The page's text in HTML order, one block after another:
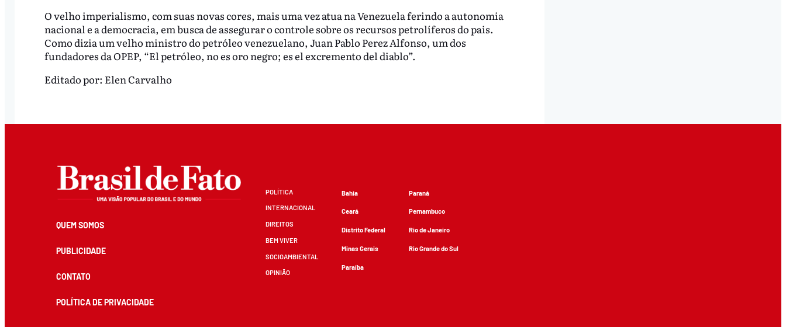
O velho imperialismo, com suas novas cores, mais uma vez atua na Venezuela ferindo a autonomia
nacional e a democracia, em busca de assegurar o controle sobre os recursos petrolíferos do pais.
Como dizia um velho ministro do petróleo venezuelano, Juan Pablo Perez Alfonso, um dos
fundadores da OPEP, “El petróleo, no es oro negro; es el excremento del diablo”.
Editado por: Elen Carvalho
QUEM SOMOS
PUBLICIDADE
CONTATO
POLÍTICA DE PRIVACIDADE
POLÍTICA
INTERNACIONAL
DIREITOS
BEM VIVER
SOCIOAMBIENTAL
OPINIÃO
Bahia
Ceará
Distrito Federal
Minas Gerais
Paraíba
Paraná
Pernambuco
Rio de Janeiro
Rio Grande do Sul